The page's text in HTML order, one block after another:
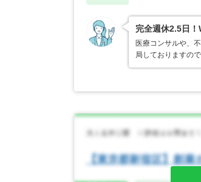
完全週休2.5日！
医療コンサルや、
局しておりますの